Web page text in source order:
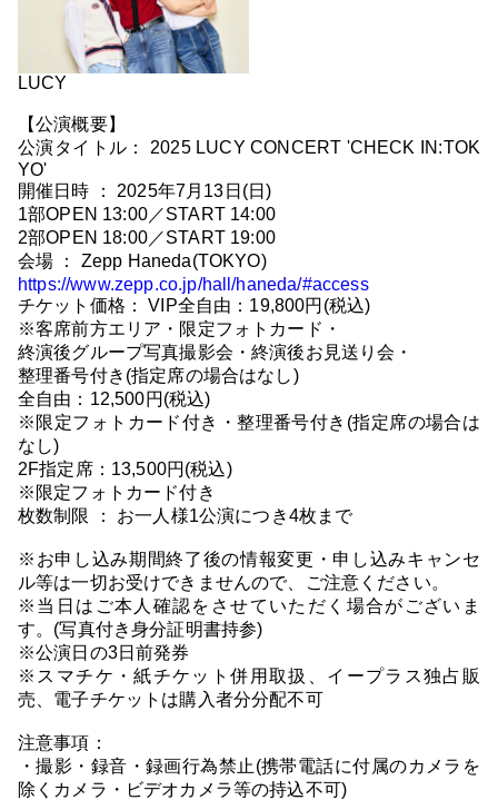
LUCY
【公演概要】
公演タイトル： 2025 LUCY CONCERT 'CHECK IN:TOK
YO'
開催日時 ： 2025年7月13日(日)
1部OPEN 13:00／START 14:00
2部OPEN 18:00／START 19:00
会場 ： Zepp Haneda(TOKYO)
https://www.zepp.co.jp/hall/haneda/#access
チケット価格： VIP全自由：19,800円(税込)
※客席前方エリア・限定フォトカード・
終演後グループ写真撮影会・終演後お見送り会・
整理番号付き(指定席の場合はなし)
全自由：12,500円(税込)
※限定フォトカード付き・整理番号付き(指定席の場合は
なし)
2F指定席：13,500円(税込)
※限定フォトカード付き
枚数制限 ： お一人様1公演につき4枚まで
※お申し込み期間終了後の情報変更・申し込みキャンセ
ル等は一切お受けできませんので、ご注意ください。
※当日はご本人確認をさせていただく場合がございま
す。(写真付き身分証明書持参)
※公演日の3日前発券
※スマチケ・紙チケット併用取扱、イープラス独占販
売、電子チケットは購入者分分配不可
注意事項：
・撮影・録音・録画行為禁止(携帯電話に付属のカメラを
除くカメラ・ビデオカメラ等の持込不可)